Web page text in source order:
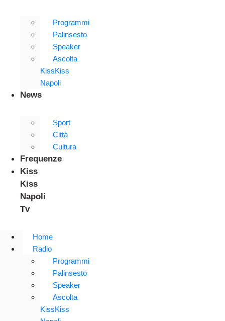
Programmi
Palinsesto
Speaker
Ascolta
KissKiss
Napoli
News
Sport
Città
Cultura
Frequenze
Kiss
Kiss
Napoli
Tv
Home
Radio
Programmi
Palinsesto
Speaker
Ascolta
KissKiss